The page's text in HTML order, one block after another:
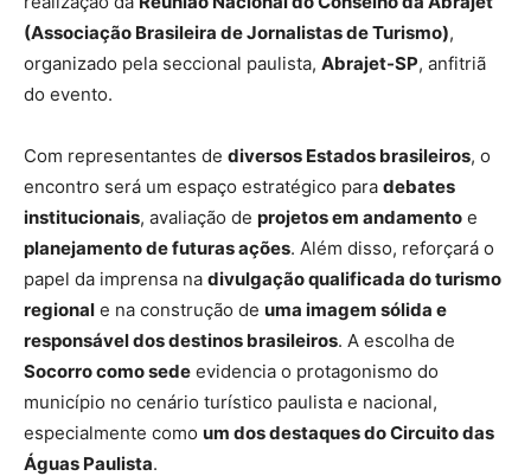
(Associação Brasileira de Jornalistas de Turismo),
organizado pela seccional paulista, Abrajet-SP, anfitriã
do evento.
Com representantes de diversos Estados brasileiros, o
encontro será um espaço estratégico para debates
institucionais, avaliação de projetos em andamento e
planejamento de futuras ações. Além disso, reforçará o
papel da imprensa na divulgação qualificada do turismo
regional e na construção de uma imagem sólida e
responsável dos destinos brasileiros. A escolha de
Socorro como sede evidencia o protagonismo do
município no cenário turístico paulista e nacional,
especialmente como um dos destaques do Circuito das
Águas Paulista.